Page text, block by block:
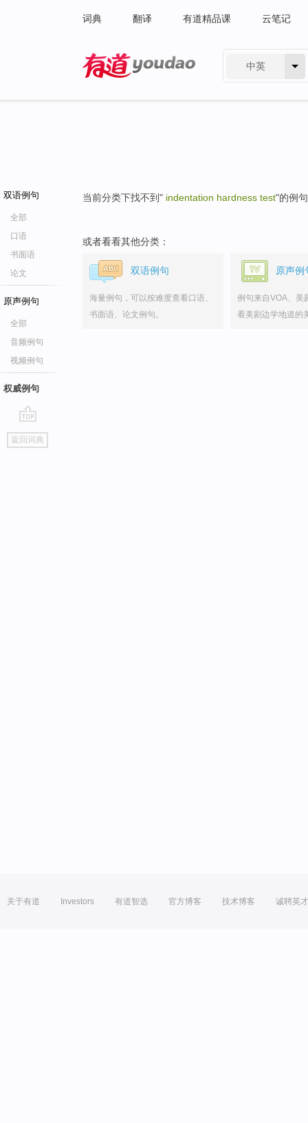
词典 翻译 有道精品课 云笔记
中英
双语例句
全部
口语
书面语
论文
原声例句
全部
音频例句
视频例句
权威例句
go
top
返回词典
当前分类下找不到" indentation hardness test"的例
或者看看其他分类：
双语例句
海量例句，可以按难度查看口语、
书面语、论文例句。
原声例
例句来自VOA、美
看美剧边学地道的
关于有道 Investors 有道智选 官方博客 技术博客 诚聘英才